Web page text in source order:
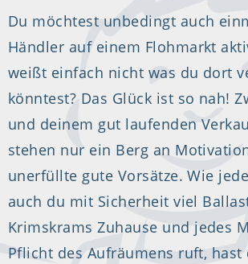
Du möchtest unbedingt auch
Händler auf einem Flohmarkt
weißt einfach nicht was du dort
könntest? Das Glück ist so nah!
und deinem gut laufenden
stehen nur ein Berg an
unerfüllte gute Vorsätze. Wie
auch du mit Sicherheit viel
Krimskrams Zuhause und jedes
Pflicht des Aufräumens ruft, hast